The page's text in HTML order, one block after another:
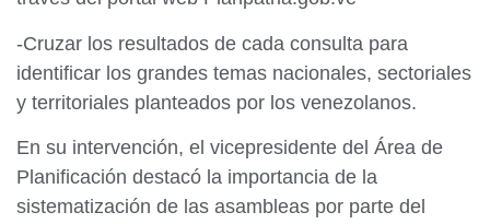
-Cruzar los resultados de cada consulta para
identificar los grandes temas nacionales, sectoriales
y territoriales planteados por los venezolanos.
En su intervención, el vicepresidente del Área de
Planificación destacó la importancia de la
sistematización de las asambleas por parte del